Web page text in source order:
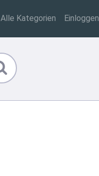
Alle Kategorien Einloggen